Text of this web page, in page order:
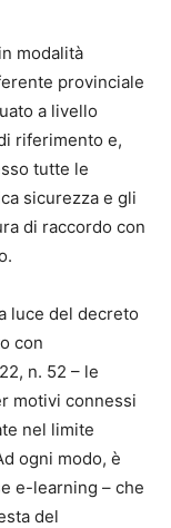
modalità
provinciale
a livello
riferimento e,
tutte le
sicurezza e gli
di raccordo con
luce del decreto
con
n. 52 – le
motivi connessi
nel limite
ogni modo, è
e-learning – che
del